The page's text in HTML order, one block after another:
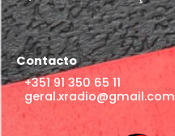
Contacto
+351 91 350 65 11
geral.xradio@gmail.com